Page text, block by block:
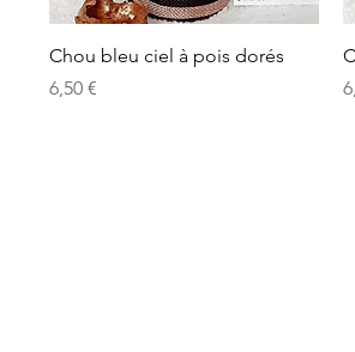
Aperçu rapide
Chou bleu ciel à pois dorés
Prix
6,50 €